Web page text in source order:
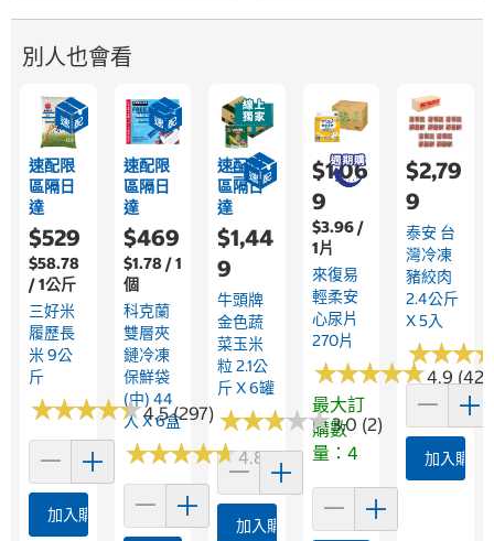
別人也會看
速配限
區隔日
達
$529
$58.78
/ 1公斤
三好米
履歷長
米 9公
斤
★★★★★
★★★★★4.5 (297)
加入購物車
速配限
區隔日
達
$469
$1.78 / 1
個
科克蘭
雙層夾
鏈冷凍
保鮮袋
(中) 44
入 X 6盒
★★★★★
★★★★★4.8 (17)
速配限
區隔日
達
$1,44
9
牛頭牌
金色蔬
菜玉米
粒 2.1公
斤 X 6罐
★★★★★
★★★★★3.0 (2)
加入購物車
$1,06
9
$3.96 /
1片
來復易
輕柔安
心尿片
270片
★★★★★
★★★★★4.9
最大訂
購數
量：4
$2,79
9
泰安 台
灣冷凍
豬絞肉
2.4公斤
X 5入
★★★
★★★
加入購物